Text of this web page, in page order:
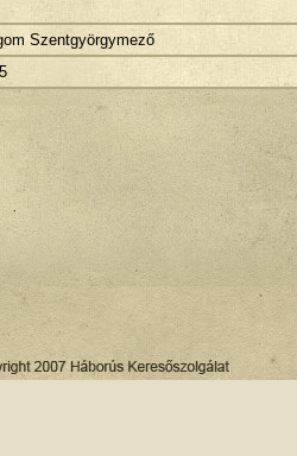
Szentgyörgymező